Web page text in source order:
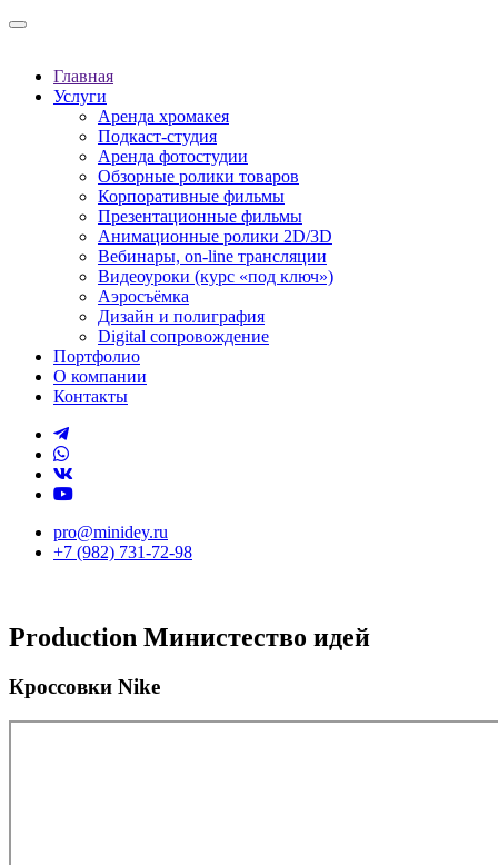
Главная
Услуги
Аренда хромакея
Подкаст-студия
Аренда фотостудии
Обзорные ролики товаров
Корпоративные фильмы
Презентационные фильмы
Анимационные ролики 2D/3D
Вебинары, on-line трансляции
Видеоуроки (курс «под ключ»)
Аэросъёмка
Дизайн и полиграфия
Digital сопровождение
Портфолио
О компании
Контакты
pro@minidey.ru
+7 (982) 731-72-98
Production Министество идей
Кроссовки Nike